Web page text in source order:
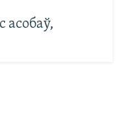
асобаў,